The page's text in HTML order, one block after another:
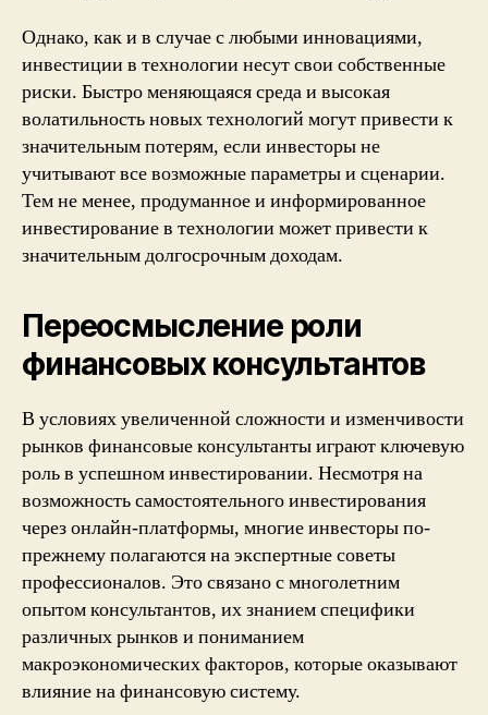
Однако, как и в случае с любыми инновациями,
инвестиции в технологии несут свои собственные
риски. Быстро меняющаяся среда и высокая
волатильность новых технологий могут привести к
значительным потерям, если инвесторы не
учитывают все возможные параметры и сценарии.
Тем не менее, продуманное и информированное
инвестирование в технологии может привести к
значительным долгосрочным доходам.
Переосмысление роли
финансовых консультантов
В условиях увеличенной сложности и изменчивости
рынков финансовые консультанты играют ключевую
роль в успешном инвестировании. Несмотря на
возможность самостоятельного инвестирования
через онлайн-платформы, многие инвесторы по-
прежнему полагаются на экспертные советы
профессионалов. Это связано с многолетним
опытом консультантов, их знанием специфики
различных рынков и пониманием
макроэкономических факторов, которые оказывают
влияние на финансовую систему.